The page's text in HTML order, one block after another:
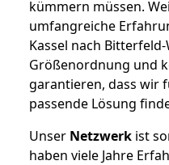
kümmern müssen.
umfangreiche
Kassel nach
Größenordnung und
garantieren, dass wir
passende Lösung
Unser Netzwerk ist
haben viele Jahre